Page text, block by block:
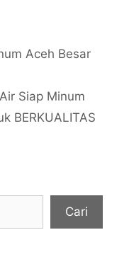
Aceh Besar
Siap Minum
BERKUALITAS
Cari